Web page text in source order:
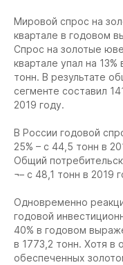
Мировой спрос на
квартале в годовом
Спрос на золотые
квартале упал на
тонн. В результате
сегменте составил
2019 году.
В России годовой
25% – с 44,5 тонн в
Общий
¬– с 48,1 тонн в 2019
Одновременно
годовой
40% в годовом
в 1773,2 тонн. Хотя в
обеспеченных